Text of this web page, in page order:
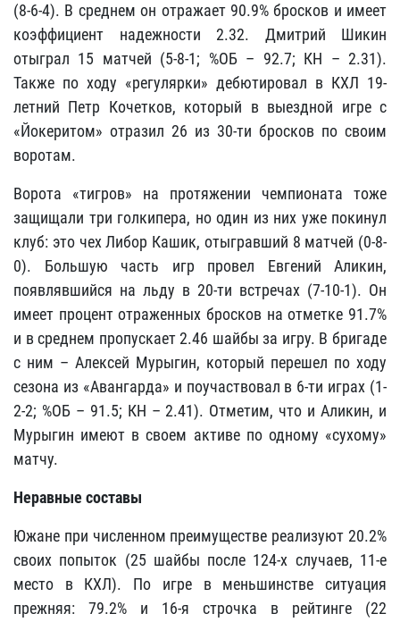
(8-6-4). В среднем он отражает 90.9% бросков и имеет
коэффициент надежности 2.32. Дмитрий Шикин
отыграл 15 матчей (5-8-1; %ОБ – 92.7; КН – 2.31).
Также по ходу «регулярки» дебютировал в КХЛ 19-
летний Петр Кочетков, который в выездной игре с
«Йокеритом» отразил 26 из 30-ти бросков по своим
воротам.
Ворота «тигров» на протяжении чемпионата тоже
защищали три голкипера, но один из них уже покинул
клуб: это чех Либор Кашик, отыгравший 8 матчей (0-8-
0). Большую часть игр провел Евгений Аликин,
появлявшийся на льду в 20-ти встречах (7-10-1). Он
имеет процент отраженных бросков на отметке 91.7%
и в среднем пропускает 2.46 шайбы за игру. В бригаде
с ним – Алексей Мурыгин, который перешел по ходу
сезона из «Авангарда» и поучаствовал в 6-ти играх (1-
2-2; %ОБ – 91.5; КН – 2.41). Отметим, что и Аликин, и
Мурыгин имеют в своем активе по одному «сухому»
матчу.
Неравные составы
Южане при численном преимуществе реализуют 20.2%
своих попыток (25 шайбы после 124-х случаев, 11-е
место в КХЛ). По игре в меньшинстве ситуация
прежняя: 79.2% и 16-я строчка в рейтинге (22